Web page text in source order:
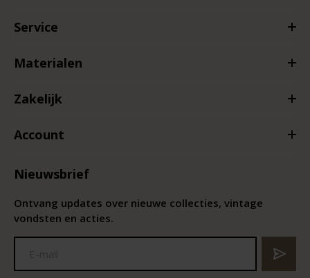
Service
Materialen
Zakelijk
Account
Nieuwsbrief
Ontvang updates over nieuwe collecties, vintage
vondsten en acties.